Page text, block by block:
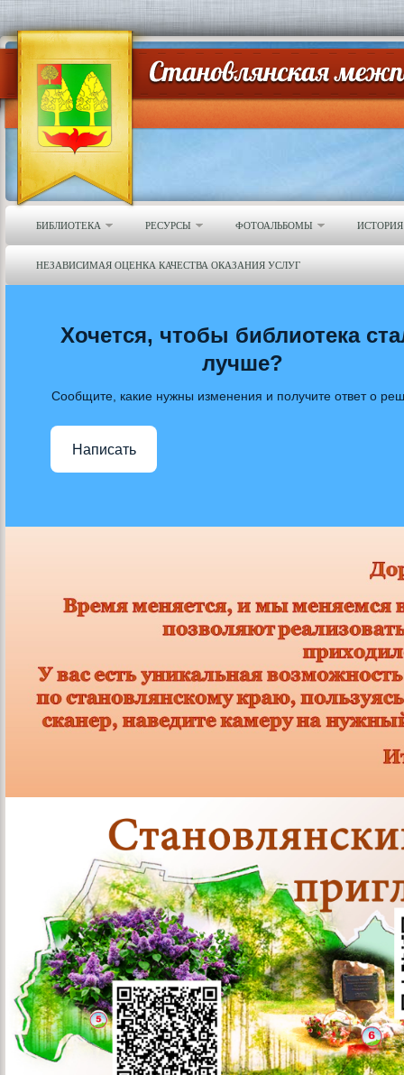
БИБЛИОТЕКА РЕСУРСЫ ФОТОАЛЬБОМЫ
НЕЗАВИСИМАЯ ОЦЕНКА КАЧЕСТВА ОКАЗАНИЯ УСЛУГ
Хочется, чтобы библиотека
лучше?
Сообщите, какие нужны изменения и получите ответ о
Написать